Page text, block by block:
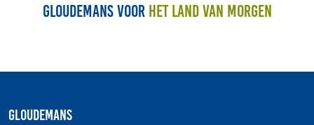
Gloudemans voor het land van morgen
Gloudemans